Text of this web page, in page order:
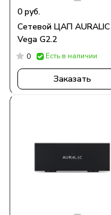
0 руб.
Сетевой ЦАП AURALIC
Vega G2.2
0 Есть в наличии
Заказать